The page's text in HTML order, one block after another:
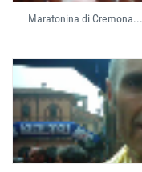
Maratonina di Cremona...